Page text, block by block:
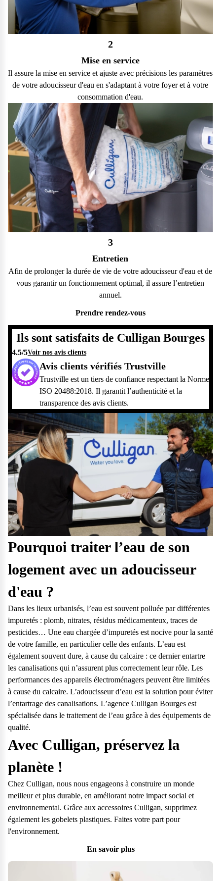
2
Mise en service
Il assure la mise en service et ajuste avec précisions les paramètres
de votre adoucisseur d'eau en s'adaptant à votre foyer et à votre
consommation d'eau.
3
Entretien
Afin de prolonger la durée de vie de votre adoucisseur d'eau et de
vous garantir un fonctionnement optimal, il assure l’entretien
annuel.
Prendre rendez-vous
Ils sont satisfaits de Culligan Bourges
4.5/5Voir nos avis clients
Avis clients vérifiés Trustville
Trustville est un tiers de confiance respectant la Norme
ISO 20488:2018. Il garantit l’authenticité et la
transparence des avis clients.
Pourquoi traiter l’eau de son
logement avec un adoucisseur
d'eau ?
Dans les lieux urbanisés, l’eau est souvent polluée par différentes
impuretés : plomb, nitrates, résidus médicamenteux, traces de
pesticides… Une eau chargée d’impuretés est nocive pour la santé
de votre famille, en particulier celle des enfants. L’eau est
également souvent dure, à cause du calcaire : ce dernier entartre
les canalisations qui n’assurent plus correctement leur rôle. Les
performances des appareils électroménagers peuvent être limitées
à cause du calcaire. L’adoucisseur d’eau est la solution pour éviter
l’entartrage des canalisations. L’agence Culligan Bourges est
spécialisée dans le traitement de l’eau grâce à des équipements de
qualité.
Avec Culligan, préservez la
planète !
Chez Culligan, nous nous engageons à construire un monde
meilleur et plus durable, en améliorant notre impact social et
environnemental. Grâce aux accessoires Culligan, supprimez
également les gobelets plastiques. Faites votre part pour
l'environnement.
En savoir plus